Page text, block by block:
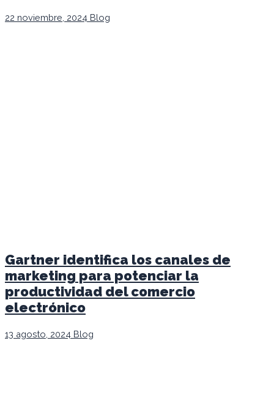
22 noviembre, 2024 Blog
Gartner identifica los canales de
marketing para potenciar la
productividad del comercio
electrónico
13 agosto, 2024 Blog